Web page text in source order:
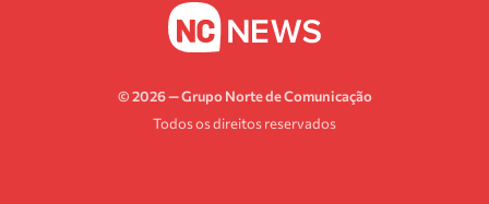
© 2026 — Grupo Norte de Comunicação
Todos os direitos reservados